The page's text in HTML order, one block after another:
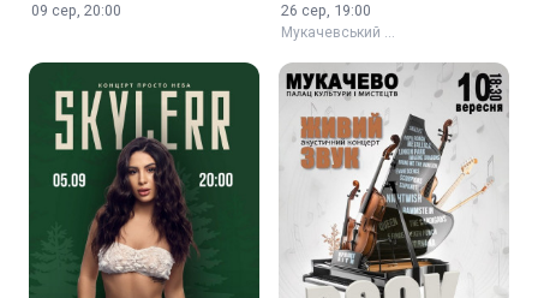
09 сер, 20:00 26 сер, 19:00
Мукачевський …